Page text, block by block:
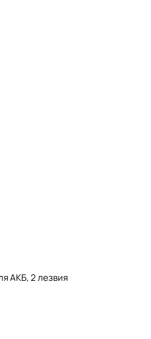
АКБ, 2 лезвия